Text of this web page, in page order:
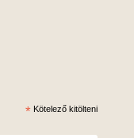
* Kötelező kitölteni